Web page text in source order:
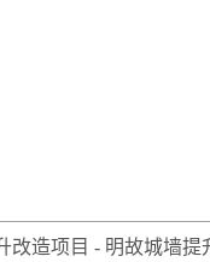
改造项目 - 明故城墙